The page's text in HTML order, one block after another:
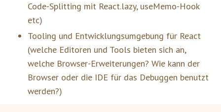
Code-Splitting mit React.lazy, useMemo-Hook
etc)
Tooling und Entwicklungsumgebung für React
(welche Editoren und Tools bieten sich an,
welche Browser-Erweiterungen? Wie kann der
Browser oder die IDE für das Debuggen benutzt
werden?)